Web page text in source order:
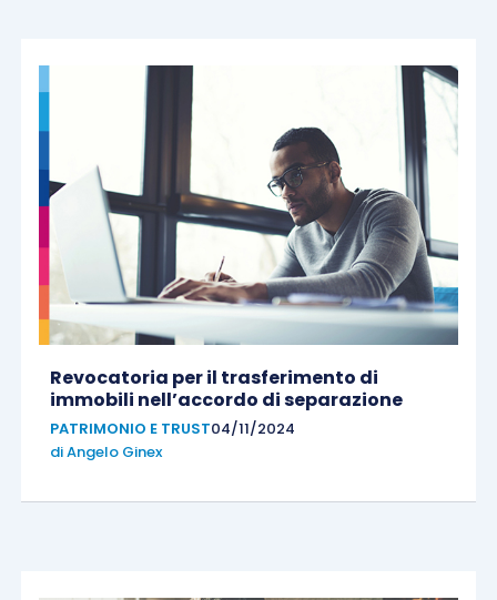
Revocatoria per il trasferimento di
immobili nell’accordo di separazione
PATRIMONIO E TRUST04/11/2024
diAngelo Ginex